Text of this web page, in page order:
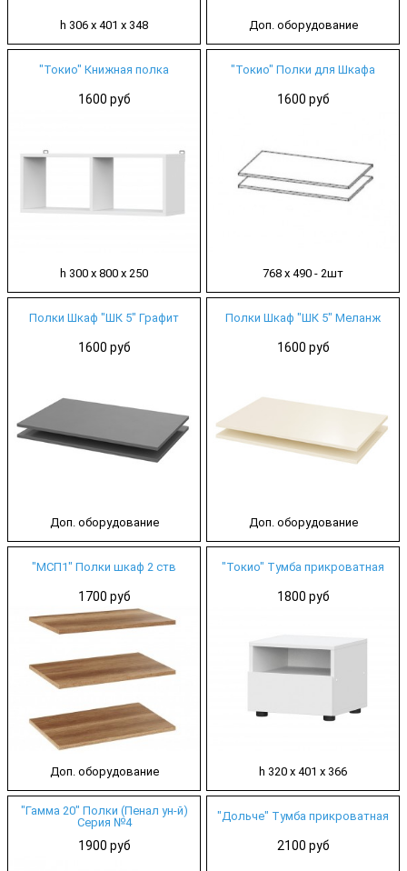
h 306 х 401 х 348 Доп. оборудование
"Токио" Книжная полка
1600 руб
h 300 х 800 х 250
"Токио" Полки для Шкафа
1600 руб
768 х 490 - 2шт
Полки Шкаф "ШК 5" Графит
1600 руб
Доп. оборудование
Полки Шкаф "ШК 5" Меланж
1600 руб
Доп. оборудование
"МСП1" Полки шкаф 2 ств
1700 руб
Доп. оборудование
"Токио" Тумба прикроватная
1800 руб
h 320 х 401 х 366
"Гамма 20" Полки (Пенал ун-й)
Серия №4
1900 руб
"Дольче" Тумба прикроватная
2100 руб